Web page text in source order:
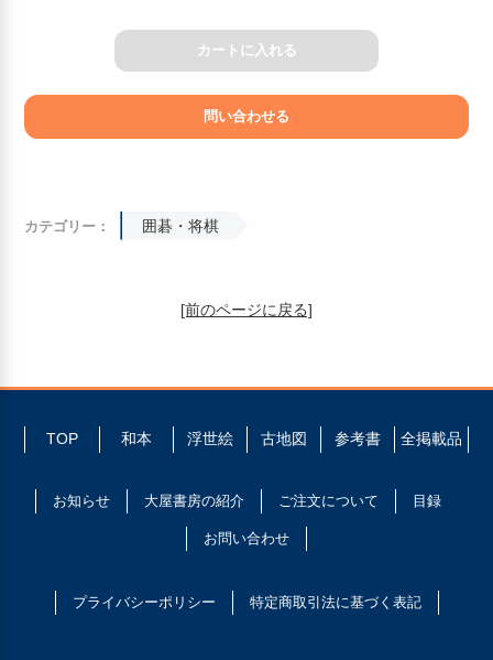
カートに入れる
カテゴリー： 囲碁・将棋
[前のページに戻る]
TOP 和本 浮世絵 古地図 参考書 全掲載品
お知らせ 大屋書房の紹介 ご注文について 目録
お問い合わせ
プライバシーポリシー 特定商取引法に基づく表記